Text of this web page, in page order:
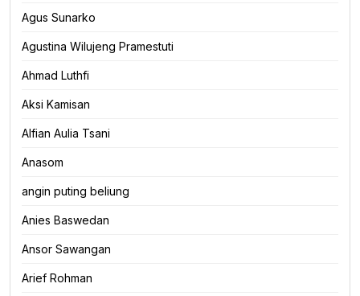
Agus Sunarko
Agustina Wilujeng Pramestuti
Ahmad Luthfi
Aksi Kamisan
Alfian Aulia Tsani
Anasom
angin puting beliung
Anies Baswedan
Ansor Sawangan
Arief Rohman